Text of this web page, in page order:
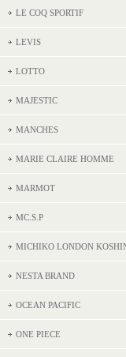
LE COQ SPORTIF
LEVIS
LOTTO
MAJESTIC
MANCHES
MARIE CLAIRE HOMME
MARMOT
MC.S.P
MICHIKO LONDON
NESTA BRAND
OCEAN PACIFIC
ONE PIECE